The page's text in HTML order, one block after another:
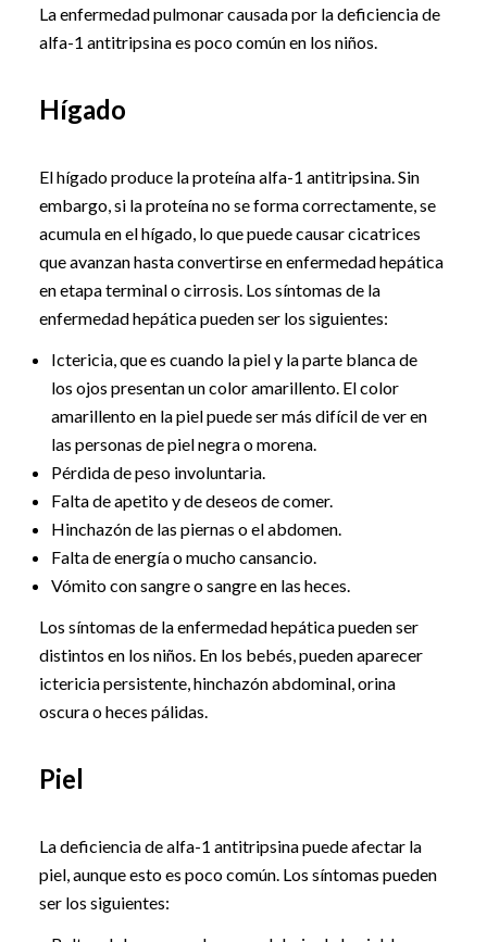
La enfermedad pulmonar causada por la deficiencia de
alfa-1 antitripsina es poco común en los niños.
Hígado
El hígado produce la proteína alfa-1 antitripsina. Sin
embargo, si la proteína no se forma correctamente, se
acumula en el hígado, lo que puede causar cicatrices
que avanzan hasta convertirse en enfermedad hepática
en etapa terminal o cirrosis. Los síntomas de la
enfermedad hepática pueden ser los siguientes:
Ictericia, que es cuando la piel y la parte blanca de
los ojos presentan un color amarillento. El color
amarillento en la piel puede ser más difícil de ver en
las personas de piel negra o morena.
Pérdida de peso involuntaria.
Falta de apetito y de deseos de comer.
Hinchazón de las piernas o el abdomen.
Falta de energía o mucho cansancio.
Vómito con sangre o sangre en las heces.
Los síntomas de la enfermedad hepática pueden ser
distintos en los niños. En los bebés, pueden aparecer
ictericia persistente, hinchazón abdominal, orina
oscura o heces pálidas.
Piel
La deficiencia de alfa-1 antitripsina puede afectar la
piel, aunque esto es poco común. Los síntomas pueden
ser los siguientes: